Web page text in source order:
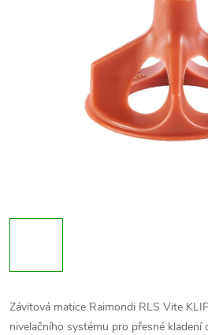
Závitová matice Raimondi RLS Vite
nivelačního systému pro přesné kladení